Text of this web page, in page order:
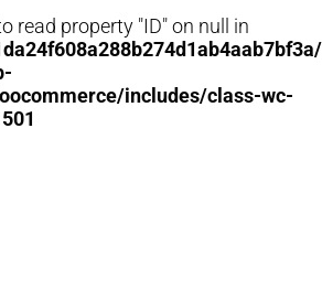
read property "ID" on null in
includes/class-wc-
501